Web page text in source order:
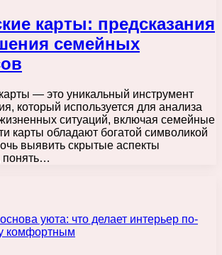
карты: предсказания
семейных
— это уникальный инструмент
который используется для анализа
ситуаций, включая семейные
карты обладают богатой символикой
выявить скрытые аспекты
понять…
уюта: что делает интерьер по-
комфортным